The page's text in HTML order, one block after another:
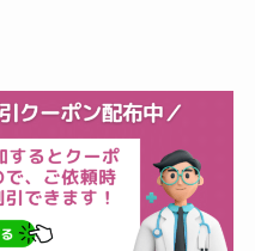
つけてはおりますが、
症状が出なくて本当に
気にせず、アクセサリー
願いしちゃおうと思い